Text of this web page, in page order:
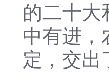
的二十大
中有进，
定，交出